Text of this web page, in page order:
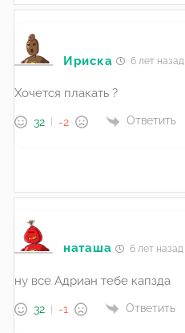
Ириска 6 лет назад
Хочется плакать ?
32 -2 Ответить
наташа 6 лет назад
ну все Адриан тебе капзда
32 -1 Ответить